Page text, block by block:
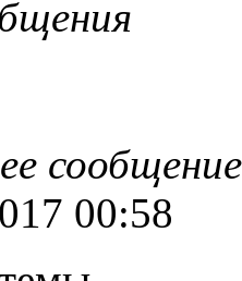
сообщение
00:58